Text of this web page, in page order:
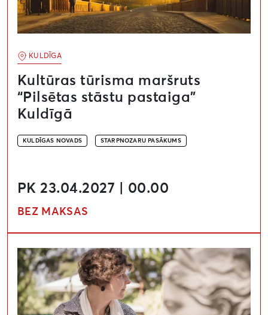
KULDĪGA
Kultūras tūrisma maršruts
“Pilsētas stāstu pastaiga”
Kuldīgā
KULDĪGAS NOVADS STARPNOZARU PASĀKUMS
PK 23.04.2027 | 00.00
BEZ MAKSAS